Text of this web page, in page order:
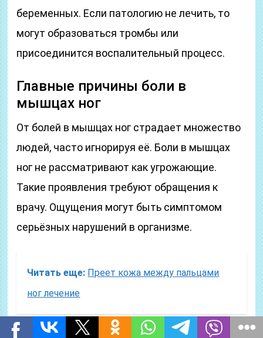
беременных. Если патологию не лечить, то
могут образоваться тромбы или
присоединится воспалительный процесс.
Главные причины боли в
мышцах ног
От болей в мышцах ног страдает множество
людей, часто игнорируя её. Боли в мышцах
ног не рассматривают как угрожающие.
Такие проявления требуют обращения к
врачу. Ощущения могут быть симптомом
серьёзных нарушений в организме.
Читать еще: Преет кожа между пальцами
ног лечение
Как проявляется?